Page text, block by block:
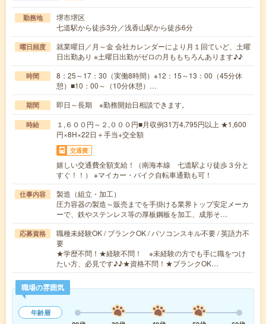
勤務地
堺市堺区
七道駅から徒歩3分／浅香山駅から徒歩6分
曜日頻度
就業曜日／月～金 会社カレンダーにより月１回ていど、土曜
日出勤あり ※土曜日出勤がゼロの月ももちろんあります♪♪
時間
8：25～17：30（実働8時間）※12：15～13：00（45分休
憩）■10：00～（10分休憩）…
期間 即日～長期 ※勤務開始日相談できます。
時給
１,６００円～２,０００円■月収例31万4,795円以上 ★1,600
円×8H×22日＋手当+交全額
交通費
嬉しい交通費全額支給！（南海本線 七道駅より徒歩３分と
すぐ！！） ※マイカー・バイク自転車通勤も可！
仕事内容
製造（組立・加工）
圧力容器の製造～販売までを手掛ける業界トップ安定メーカ
ーで、鉄やステンレス等の厚板鋼板を加工、成形そ…
応募資格
職種未経験OK / ブランクOK / パソコンスキル不要 / 英語力不
要
★学歴不問！★経験不問！ ※未経験の方でも手に職をつけ
たい方、必見です♪♪★資格不問！★ブランクOK…
職場の雰囲気
年齢層